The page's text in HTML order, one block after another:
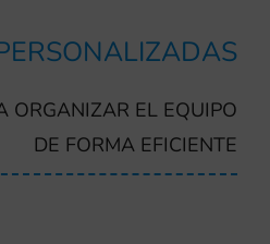
ORGANIZAR EL EQUIPO
DE FORMA EFICIENTE